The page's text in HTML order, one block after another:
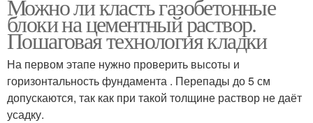
Можно ли класть газобетонные
блоки на цементный раствор.
Пошаговая технология кладки
На первом этапе нужно проверить высоты и
горизонтальность фундамента . Перепады до 5 см
допускаются, так как при такой толщине раствор не даёт
усадку.